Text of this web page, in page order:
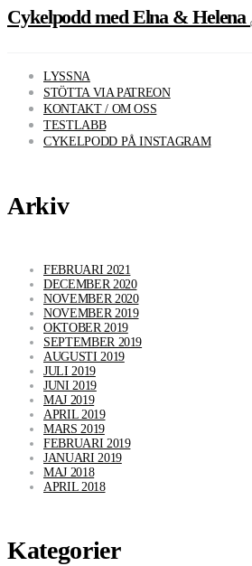
Cykelpodd med Elna & Helena
LYSSNA
STÖTTA VIA PATREON
KONTAKT / OM OSS
TESTLABB
CYKELPODD PÅ INSTAGRAM
Arkiv
FEBRUARI 2021
DECEMBER 2020
NOVEMBER 2020
NOVEMBER 2019
OKTOBER 2019
SEPTEMBER 2019
AUGUSTI 2019
JULI 2019
JUNI 2019
MAJ 2019
APRIL 2019
MARS 2019
FEBRUARI 2019
JANUARI 2019
MAJ 2018
APRIL 2018
Kategorier